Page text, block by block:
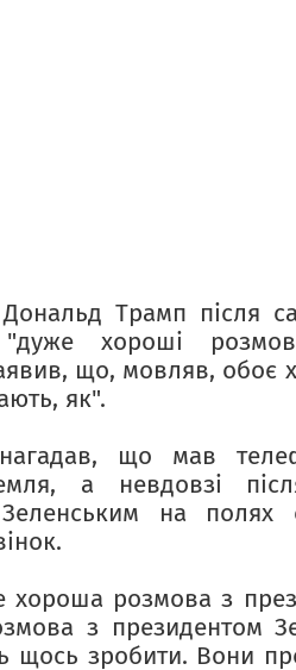
Трамп після
"дуже хороші
що, мовляв, обоє
як".
що мав
а невдовзі
Зеленським на полях
хороша розмова з
з президентом
щось зробити. Вони